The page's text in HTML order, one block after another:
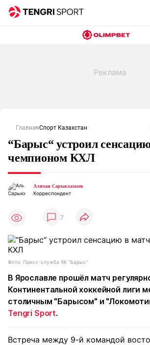
ГлавнаяСпорт Казахстан
“Барыс“ устроил
чемпионом КХЛ
Алихан Сарыкхазыев
Корреспондент
7
Фото: Пресс-служба ХК "Барыс"
В Ярославле прошёл матч
Континентальной хоккейной лиги
столичным "Барысом" и
Tengri Sport.
Встреча между 9-й командой